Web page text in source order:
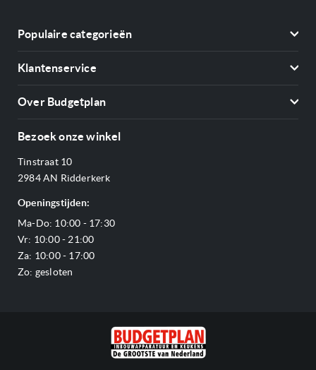
Populaire categorieën
Kookplaten
Afzuigkappen
Ovens
Stoomovens
Magnetrons
Vaatwassers
Complete keukens
Outlet
Klantenservice
Betalen
Veelgestelde vragen
Service & garantie
Sitemap
Over Budgetplan
Adres & Route
Reviews Budgetplan
Blog
Bezoek onze winkel
Tinstraat 10
2984 AN Ridderkerk
Openingstijden:
Ma-Do: 10:00 - 17:30
Vr: 10:00 - 21:00
Za: 10:00 - 17:00
Zo: gesloten